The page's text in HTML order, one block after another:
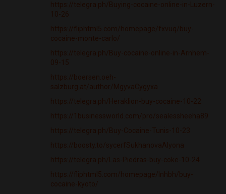
https://telegra.ph/Buying-cocaine-online-in-Luzern-
10-26
https://fliphtml5.com/homepage/fxvuq/buy-
cocaine-monte-carlo/
https://telegra.ph/Buy-cocaine-online-in-Arnhem-
09-15
https://boersen.oeh-
salzburg.at/author/MgyvaCygyxa
https://telegra.ph/Heraklion-buy-cocaine-10-22
https://1businessworld.com/pro/sealessheeha89
https://telegra.ph/Buy-Cocaine-Tunis-10-23
https://boosty.to/sycerfSukhanovaAlyona
https://telegra.ph/Las-Piedras-buy-coke-10-24
https://fliphtml5.com/homepage/lnhbh/buy-
cocaine-kyoto/